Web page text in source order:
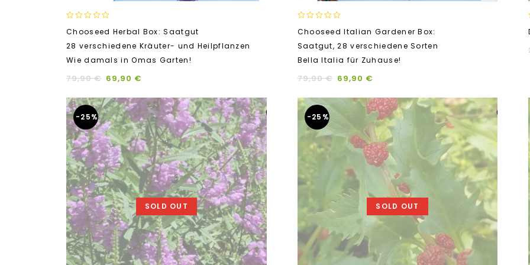
out
of
5
Chooseed Herbal Box: Saatgut
28 verschiedene Kräuter- und Heilpflanzen
Wie damals in Omas Garten!
79,90€ 69,90 €
out
of
5
Chooseed Italian Gardener Box:
Saatgut, 28 verschiedene Sorten
Bella Italia für Zuhause!
79,90€ 69,90 €
SOLD OUT
-25%
SOLD OUT
-25%